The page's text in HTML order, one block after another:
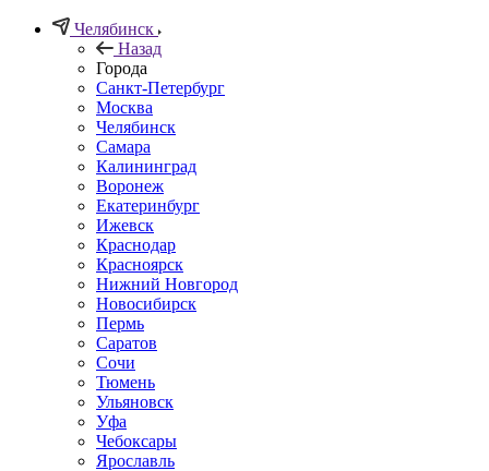
Челябинск
Назад
Города
Санкт-Петербург
Москва
Челябинск
Самара
Калининград
Воронеж
Екатеринбург
Ижевск
Краснодар
Красноярск
Нижний Новгород
Новосибирск
Пермь
Саратов
Сочи
Тюмень
Ульяновск
Уфа
Чебоксары
Ярославль